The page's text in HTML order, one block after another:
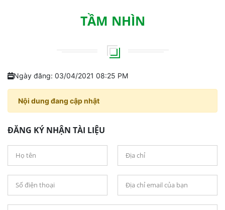
TẦM NHÌN
Ngày đăng: 03/04/2021 08:25 PM
Nội dung đang cập nhật
ĐĂNG KÝ NHẬN TÀI LIỆU